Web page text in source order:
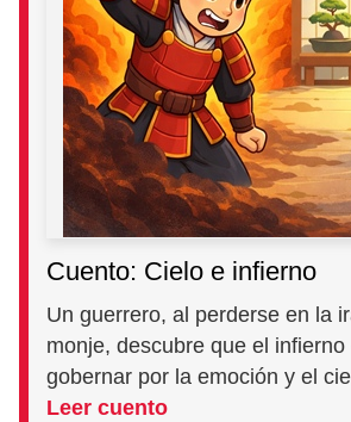
Cuento: Cielo e infierno
Un guerrero, al perderse en la
monje, descubre que el
gobernar por la emoción y el
Leer cuento